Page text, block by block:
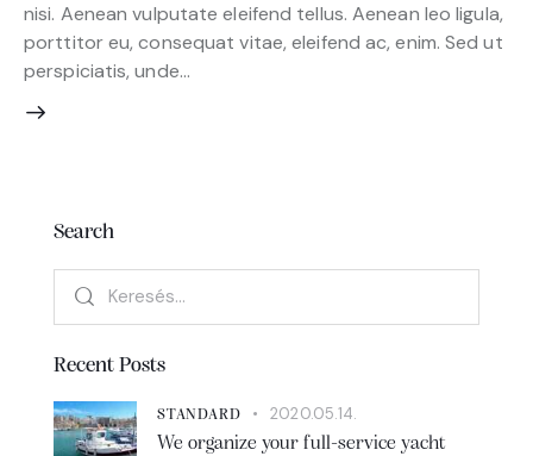
nisi. Aenean vulputate eleifend tellus. Aenean leo ligula,
porttitor eu, consequat vitae, eleifend ac, enim. Sed ut
perspiciatis, unde…
Search
Recent Posts
STANDARD
2020.05.14.
We organize your full-service yacht